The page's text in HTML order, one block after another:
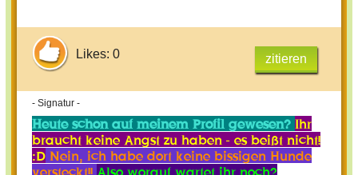
Likes: 0 zitieren
- Signatur -
Heute schon auf meinem Profil gewesen? Ihr
braucht keine Angst zu haben - es beißt nicht!
:D Nein, ich habe dort keine bissigen Hunde
versteckt!! Also worauf wartet ihr noch?